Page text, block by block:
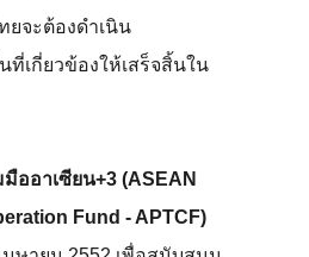
ยจะต้องดำเนิน
ที่เกี่ยวข้องให้เสร็จสิ้นใน
ออาเซียน+3 (ASEAN
Fund - APTCF)